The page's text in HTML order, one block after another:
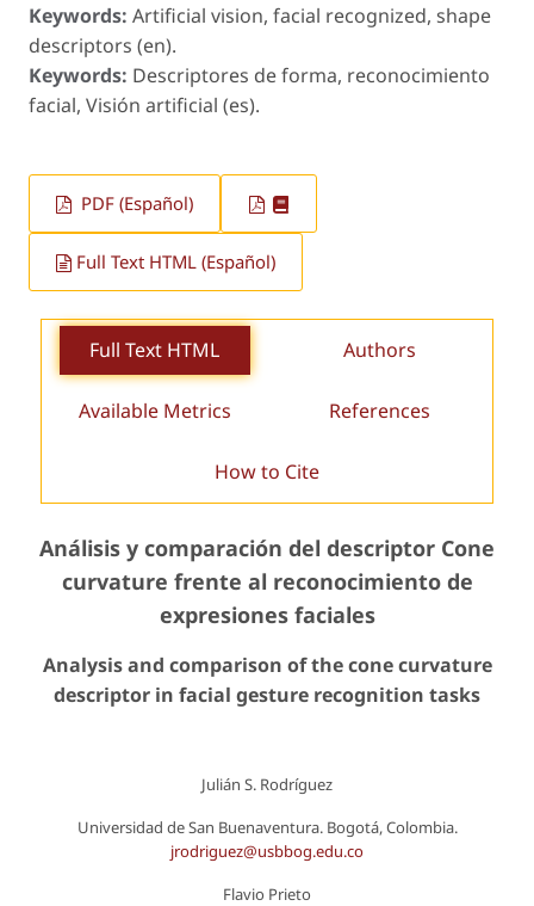
Keywords: Artificial vision, facial recognized, shape
descriptors (en).
Keywords: Descriptores de forma, reconocimiento
facial, Visión artificial (es).
PDF (Español)
Full Text HTML (Español)
Full Text HTML Authors
Available Metrics References
How to Cite
Análisis y comparación del descriptor Cone
curvature frente al reconocimiento de
expresiones faciales
Analysis and comparison of the cone curvature
descriptor in facial gesture recognition tasks
Julián S. Rodríguez
Universidad de San Buenaventura. Bogotá, Colombia.
jrodriguez@usbbog.edu.co
Flavio Prieto